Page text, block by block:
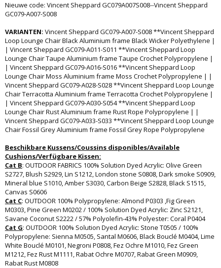
Nieuwe code: Vincent Sheppard GC079A007S008--Vincent Sheppard
GC079-A007-S008
VARIANTEN: Vincent Sheppard GC079-A007-S008 **Vincent Sheppard
Loop Lounge Chair Black Aluminium frame Black Wicker Polyethylene |
| Vincent Sheppard GC079-A011-S011 **Vincent Sheppard Loop
Lounge Chair Taupe Aluminium frame Taupe Crochet Polypropylene |
| Vincent Sheppard GC079-A016-S016 **Vincent Sheppard Loop
Lounge Chair Moss Aluminium frame Moss Crochet Polypropylene | |
Vincent Sheppard GC079-A028-S028 **Vincent Sheppard Loop Lounge
Chair Terracotta Aluminium frame Terracotta Crochet Polypropylene |
| Vincent Sheppard GC079-A030-S054 **Vincent Sheppard Loop
Lounge Chair Rust Aluminium frame Rust Rope Polypropylene | |
Vincent Sheppard GC079-A033-S033 **Vincent Sheppard Loop Lounge
Chair Fossil Grey Aluminium frame Fossil Grey Rope Polypropylene
Beschikbare Kussens/Coussins disponibles/Available
Cushions/Verfügbare Kissen:
Cat B: OUTDOOR FABRICS 100% Solution Dyed Acrylic: Olive Green
S2727, Blush S2929, Lin S1212, London stone S0808, Dark smoke S0909,
Mineral blue S1010, Amber S3030, Carbon Beige S2828, Black S1515,
Canvas S0606
Cat C: OUTDOOR 100% Polypropylene: Almond P0303 ,Fig Green
M0303, Pine Green M0202 / 100% Solution Dyed Acrylic: Zinc S2121,
Savane Coconut S2222 / 57% Polyolefin-43% Polyester: Coral P0404
Cat G: OUTDOOR 100% Solution Dyed Acrylic: Stone T0505 / 100%
Polypropylene: Sienna M0505, Santal M0606, Black Bouclé M0404, Lime
White Bouclé M0101, Negroni P0808, Fez Ochre M1010, Fez Green
M1212, Fez Rust M1111, Rabat Ochre M0707, Rabat Green M0909,
Rabat Rust M0808